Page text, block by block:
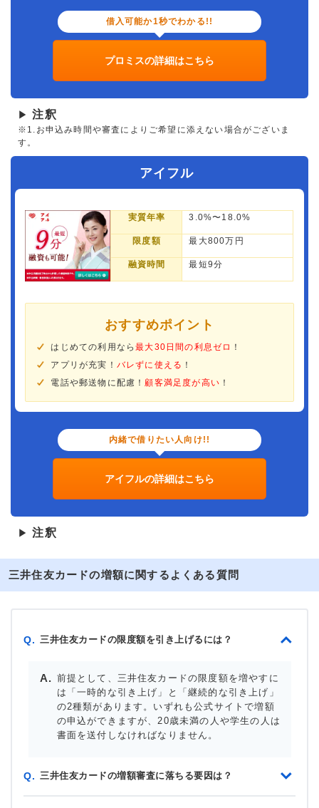
借入可能か1秒でわかる!!
プロミスの詳細はこちら
▶ 注釈
※1.お申込み時間や審査によりご希望に添えない場合がございま
す。
アイフル
実質年率 3.0%〜18.0%
限度額 最大800万円
融資時間 最短9分
おすすめポイント
はじめての利用なら最大30日間の利息ゼロ ！
アプリが充実！ バレずに使える ！
電話や郵送物に配慮！ 顧客満足度が高い ！
内緒で借りたい人向け!!
アイフルの詳細はこちら
▶ 注釈
三井住友カードの増額に関するよくある質問
Q. 三井住友カードの限度額を引き上げるには？
前提として、三井住友カードの限度額を増やすに
は「一時的な引き上げ」と「継続的な引き上げ」
の2種類があります。いずれも公式サイトで増額
の申込ができますが、20歳未満の人や学生の人は
書面を送付しなければなりません。
Q. 三井住友カードの増額審査に落ちる要因は？